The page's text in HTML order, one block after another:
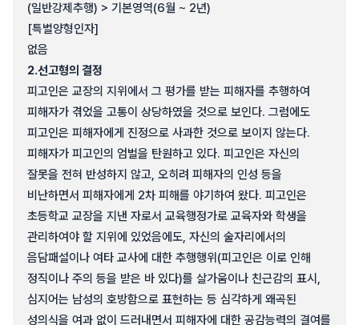
(일반강제추행) > 기본영역(6월 ~ 2년)
[특별양형인자]
없음
2.선고형의 결정
피고인은 교장의 지위에서 그 평가를 받는 피해자를 추행하여
피해자가 겪었을 고통이 상당하였을 것으로 보인다. 그럼에도
피고인은 피해자에게 진정으로 사과한 것으로 보이지 않는다.
피해자가 피고인의 엄벌을 탄원하고 있다. 피고인은 자신의
잘못을 전혀 반성하지 않고, 오히려 피해자의 인성 등을
비난하면서 피해자에게 2차 피해를 야기하여 왔다. 피고인은
초등학교 교장을 지낸 자로서 교육행정가로 교육자와 학생을
관리하여야 할 지위에 있었음에도, 자신의 술자리에서의
음담패설이나 여타 교사에 대한 추행행위(피고인은 이로 인해
정직이나 주의 등을 받은 바 있다)를 살가움이나 친근감의 표시,
심지어는 남성의 호방함으로 표현하는 등 심각하게 왜곡된
성의식을 여과 없이 드러내면서 피해자에 대한 공감능력의 결여를